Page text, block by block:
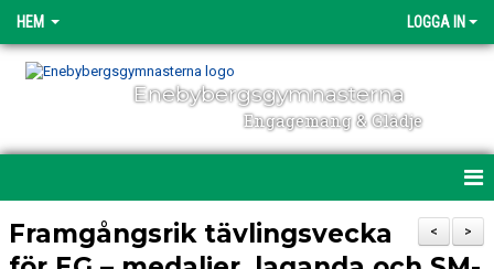
HEM LOGGA IN
Enebybergsgymnasterna
Engagemang & Glädje
HEM
>
<
Framgångsrik tävlingsvecka